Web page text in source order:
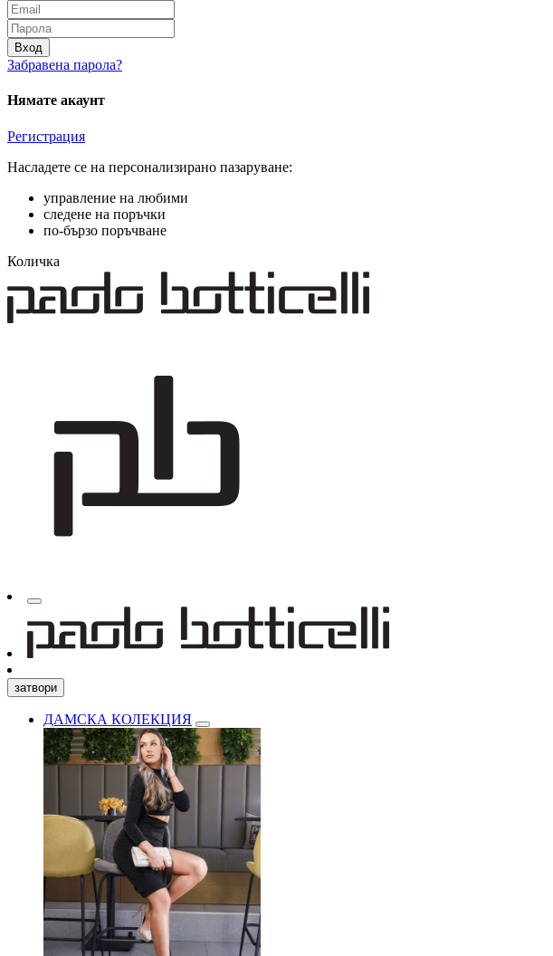
Вход
Забравена парола?
Нямате акаунт
Регистрация
Насладете се на персонализирано пазаруване:
управление на любими
следене на поръчки
по-бързо поръчване
Количка
затвори
ДАМСКА КОЛЕКЦИЯ